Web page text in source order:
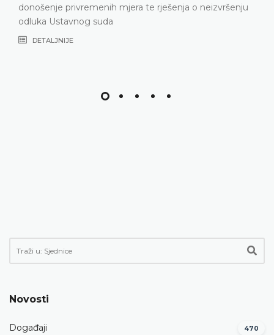
o neizvršenju
Novosti
Događaji 470